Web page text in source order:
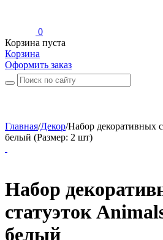
0
Корзина пуста
Корзина
Оформить заказ
Главная/Декор/Набор декоративных
белый (Размер: 2 шт)
Набор
статуэток
белый